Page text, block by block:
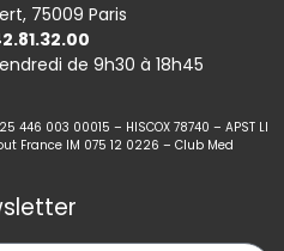
75009 Paris
de 9h30 à 18h45
446 003 00015 – HISCOX 78740 – APST LI
France IM 075 12 0226 – Club Med